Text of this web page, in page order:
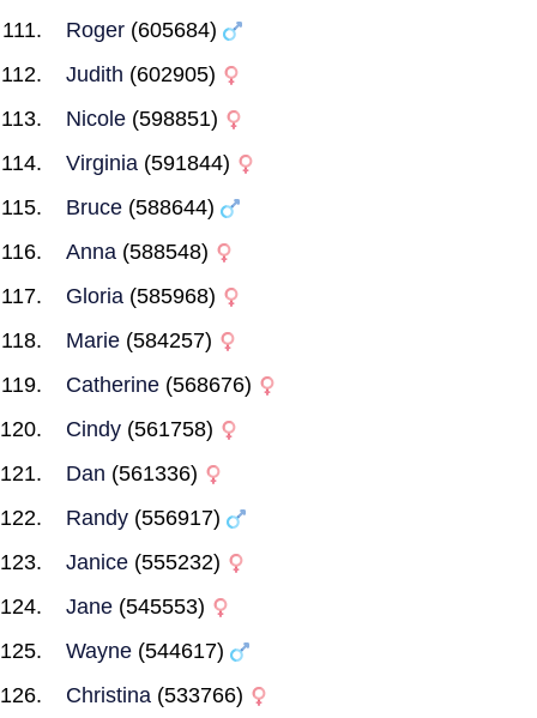
Roger (605684)
Judith (602905)
Nicole (598851)
Virginia (591844)
Bruce (588644)
Anna (588548)
Gloria (585968)
Marie (584257)
Catherine (568676)
Cindy (561758)
Dan (561336)
Randy (556917)
Janice (555232)
Jane (545553)
Wayne (544617)
Christina (533766)